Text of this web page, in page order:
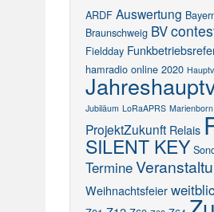
ARDF Auswertung
Braunschweig BV
Fieldday
hamradio online 2020
Jubiläum LoRaAPRS Marienborn
ProjektZukunft Relais
SILENT KEY
Termine
Weihnachtsfeier